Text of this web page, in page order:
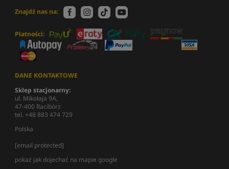
Znajdź nas na:
Płatności:
DANE KONTAKTOWE
Sklep stacjonarny:
ul. Mikołaja 9A,
47-400 Racibórz
tel. +48 883 474 729
Polska
[email protected]
pokaż jak dojechać na mapie google